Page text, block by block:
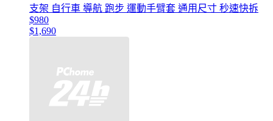
支架 自行車 導航 跑步 運動手臂套 通用尺寸 秒速快拆
$980
$1,690